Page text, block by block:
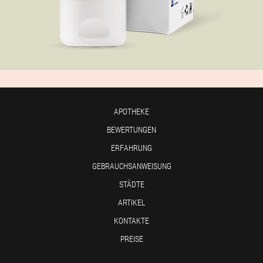
APOTHEKE
BEWERTUNGEN
ERFAHRUNG
GEBRAUCHSANWEISUNG
STÄDTE
ARTIKEL
KONTAKTE
PREISE